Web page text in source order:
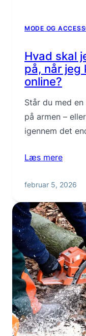
MODE OG
Hvad skal
på, når jeg
online?
Står du med
på armen –
igennem det
Læs mere
februar 5, 2026